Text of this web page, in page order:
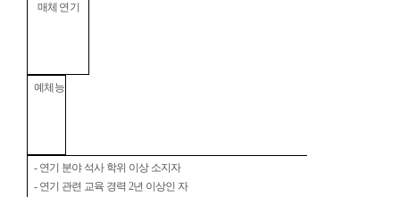
매체 연기
예체능
- 연기 분야 석사 학위 이상 소지자
- 연기 관련 교육 경력 2년 이상인 자